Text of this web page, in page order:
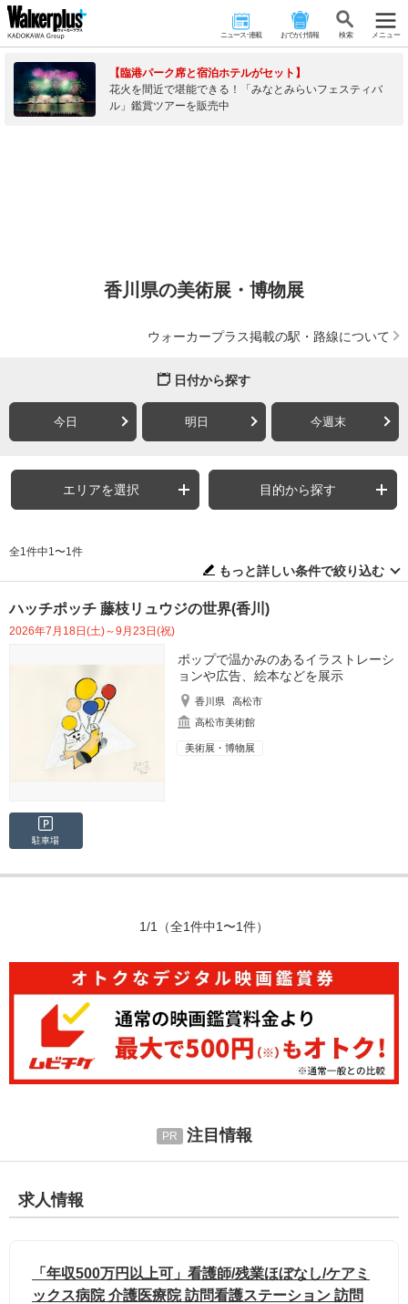
ニュース･連載 おでかけ情報 検 索 メニュー
【臨港パーク席と宿泊ホテルがセット】
花火を間近で堪能できる！「みなとみらいフェスティバ
ル」鑑賞ツアーを販売中
香川県の美術展・博物展
ウォーカープラス掲載の駅・路線について
日付から探す
今日 明日 今週末
エリアを選択 目的から探す
全1件中1〜1件
もっと詳しい条件で絞り込む
ハッチポッチ 藤枝リュウジの世界(香川)
2026年7月18日(土)～9月23日(祝)
ポップで温かみのあるイラストレーシ
ョンや広告、絵本などを展示
香川県
高松市
高松市美術館
美術展・博物展
駐車場
1/1 （全1件中1〜1件）
注目情報
求人情報
「年収500万円以上可」看護師/残業ほぼなし/ケアミ
ックス病院 介護医療院 訪問看護ステーション 訪問